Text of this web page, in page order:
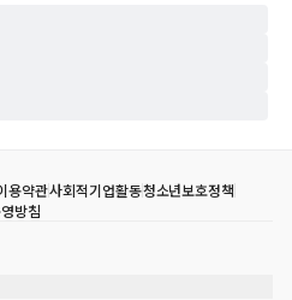
용약관사회적기업활동청소년보호정책
방침